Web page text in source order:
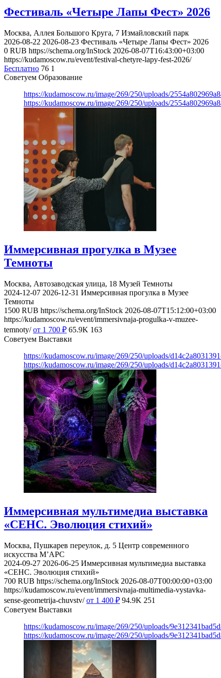
Фестиваль «Четыре Лапы Фест» 2026
Москва, Аллея Большого Круга, 7 Измайловский парк
2026-08-22 2026-08-23 Фестиваль «Четыре Лапы Фест» 2026
0 RUB https://schema.org/InStock 2026-08-07T16:43:00+03:00
https://kudamoscow.ru/event/festival-chetyre-lapy-fest-2026/
Бесплатно 76 1
Советуем Образование
https://kudamoscow.ru/image/269/250/uploads/
https://kudamoscow.ru/image/269/250/uploads/
Иммерсивная прогулка в Музее
Темноты
Москва, Автозаводская улица, 18 Музей Темноты
2024-12-07 2026-12-31 Иммерсивная прогулка в Музее
Темноты
1500 RUB https://schema.org/InStock 2026-08-07T15:12:00+03:00
https://kudamoscow.ru/event/immersivnaja-progulka-v-muzee-
temnoty/ от 1 700 ₽ 65.9K 163
Советуем Выставки
https://kudamoscow.ru/image/269/250/uploads/
https://kudamoscow.ru/image/269/250/uploads/
Иммерсивная мультимедиа выставка
«СЕНС. Эволюция стихий»
Москва, Пушкарев переулок, д. 5 Центр современного
искусства М’АРС
2024-09-27 2026-06-25 Иммерсивная мультимедиа выставка
«СЕНС. Эволюция стихий»
700 RUB https://schema.org/InStock 2026-08-07T00:00:00+03:00
https://kudamoscow.ru/event/immersivnaja-multimedia-vystavka-
sense-geometrija-chuvstv/ от 1 400 ₽ 94.9K 251
Советуем Выставки
https://kudamoscow.ru/image/269/250/uploads/
https://kudamoscow.ru/image/269/250/uploads/